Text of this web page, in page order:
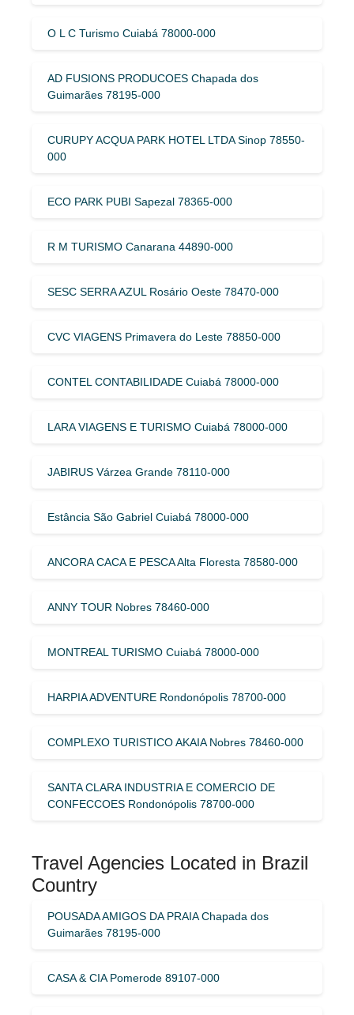
O L C Turismo Cuiabá 78000-000
AD FUSIONS PRODUCOES Chapada dos
Guimarães 78195-000
CURUPY ACQUA PARK HOTEL LTDA Sinop 78550-
000
ECO PARK PUBI Sapezal 78365-000
R M TURISMO Canarana 44890-000
SESC SERRA AZUL Rosário Oeste 78470-000
CVC VIAGENS Primavera do Leste 78850-000
CONTEL CONTABILIDADE Cuiabá 78000-000
LARA VIAGENS E TURISMO Cuiabá 78000-000
JABIRUS Várzea Grande 78110-000
Estância São Gabriel Cuiabá 78000-000
ANCORA CACA E PESCA Alta Floresta 78580-000
ANNY TOUR Nobres 78460-000
MONTREAL TURISMO Cuiabá 78000-000
HARPIA ADVENTURE Rondonópolis 78700-000
COMPLEXO TURISTICO AKAIA Nobres 78460-000
SANTA CLARA INDUSTRIA E COMERCIO DE
CONFECCOES Rondonópolis 78700-000
Travel Agencies Located in Brazil
Country
POUSADA AMIGOS DA PRAIA Chapada dos
Guimarães 78195-000
CASA & CIA Pomerode 89107-000